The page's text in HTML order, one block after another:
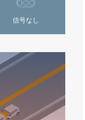
信号なし